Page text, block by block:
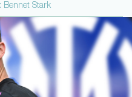
Bennet Stark